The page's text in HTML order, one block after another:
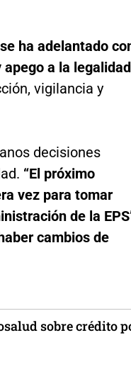
ha adelantado
a la
vigilancia y
decisiones
“El próximo
vez para tomar
de la
cambios de
sobre crédito